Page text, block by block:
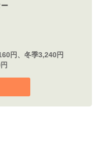
円、冬季3,240円